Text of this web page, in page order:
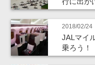
2018/02/24
JALマイ
乗ろう！